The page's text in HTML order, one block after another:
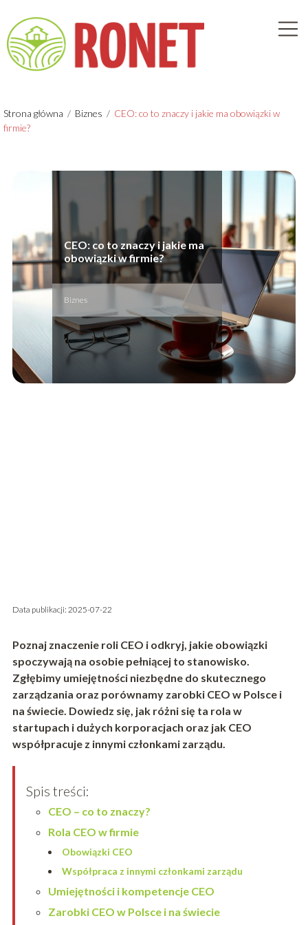
Strona główna / Biznes / CEO: co to znaczy i jakie ma obowiązki w
firmie?
CEO: co to znaczy i jakie ma
obowiązki w firmie?
Biznes
Data publikacji: 2025-07-22
Poznaj znaczenie roli CEO i odkryj, jakie obowiązki
spoczywają na osobie pełniącej to stanowisko.
Zgłębimy umiejętności niezbędne do skutecznego
zarządzania oraz porównamy zarobki CEO w Polsce i
na świecie. Dowiedz się, jak różni się ta rola w
startupach i dużych korporacjach oraz jak CEO
współpracuje z innymi członkami zarządu.
Spis treści:
CEO – co to znaczy?
Rola CEO w firmie
Obowiązki CEO
Współpraca z innymi członkami zarządu
Umiejętności i kompetencje CEO
Zarobki CEO w Polsce i na świecie